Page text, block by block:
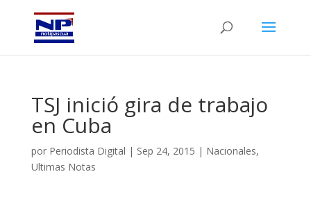
TSJ inició gira de trabajo
en Cuba
por Periodista Digital | Sep 24, 2015 | Nacionales,
Ultimas Notas